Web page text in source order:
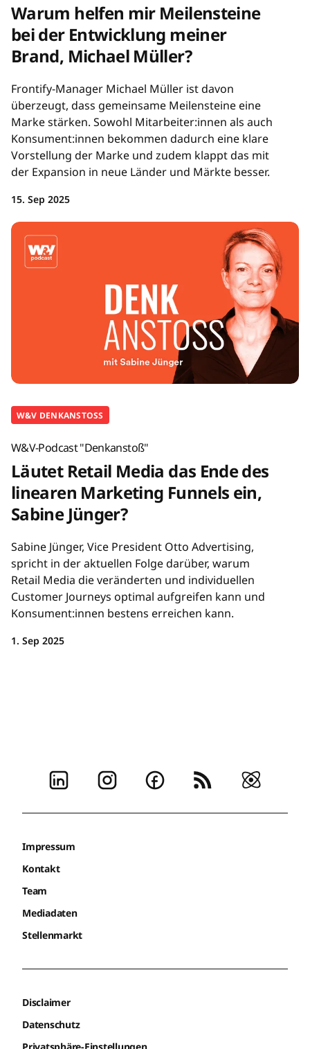
Warum helfen mir Meilensteine
bei der Entwicklung meiner
Brand, Michael Müller?
Frontify-Manager Michael Müller ist davon
überzeugt, dass gemeinsame Meilensteine eine
Marke stärken. Sowohl Mitarbeiter:innen als auch
Konsument:innen bekommen dadurch eine klare
Vorstellung der Marke und zudem klappt das mit
der Expansion in neue Länder und Märkte besser.
15. Sep 2025
W&V DENKANSTOSS
W&V-Podcast "Denkanstoß"
Läutet Retail Media das Ende des
linearen Marketing Funnels ein,
Sabine Jünger?
Sabine Jünger, Vice President Otto Advertising,
spricht in der aktuellen Folge darüber, warum
Retail Media die veränderten und individuellen
Customer Journeys optimal aufgreifen kann und
Konsument:innen bestens erreichen kann.
1. Sep 2025
Impressum
Kontakt
Team
Mediadaten
Stellenmarkt
Disclaimer
Datenschutz
Privatsphäre-Einstellungen